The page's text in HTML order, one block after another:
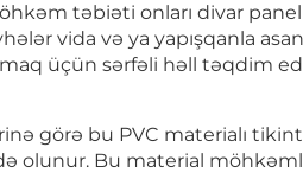
təbiəti onları divar
vida və ya yapışqanla
üçün sərfəli həll təqdim
görə bu PVC materialı
Bu material